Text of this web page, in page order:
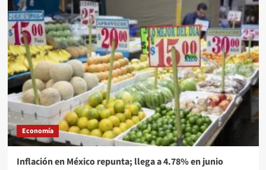
Economía
Inflación en México repunta; llega a 4.78% en junio